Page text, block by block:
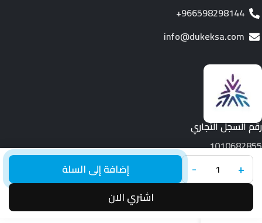
966598298144+
info@dukeksa.com
رقم السجل التجاري
1010682855
جميع الحقوق محفوظة لـ © 2026.
Duke +
-
إضافة إلى السلة
اشتري الان